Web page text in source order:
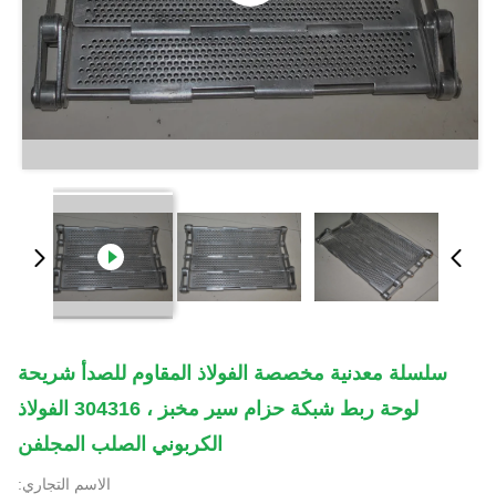
سلسلة معدنية مخصصة الفولاذ المقاوم للصدأ شريحة
لوحة ربط شبكة حزام سير مخبز ، 304316 الفولاذ
الكربوني الصلب المجلفن
الاسم التجاري: